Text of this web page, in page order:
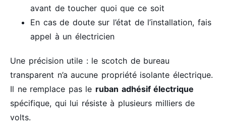
avant de toucher quoi que ce soit
En cas de doute sur l’état de l’installation, fais
appel à un électricien
Une précision utile : le scotch de bureau
transparent n’a aucune propriété isolante électrique.
Il ne remplace pas le ruban adhésif électrique
spécifique, qui lui résiste à plusieurs milliers de
volts.